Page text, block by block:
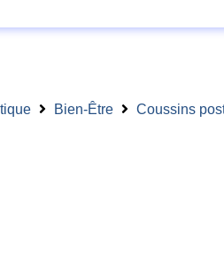
Bien-Être Coussins